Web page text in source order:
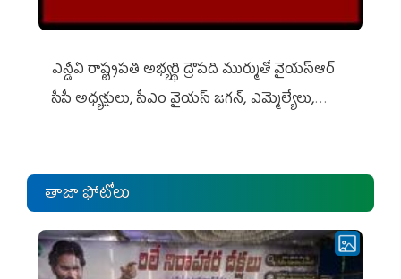
ఎన్డీఏ రాష్ట్ర‌ప‌తి అభ్య‌ర్థి ద్రౌప‌ది ముర్ముతో వైయ‌స్ఆర్
సీపీ అధ్య‌క్షులు, సీఎం వైయ‌స్ జ‌గ‌న్, ఎమ్మెల్యేలు,
తాజా ఫోటోలు